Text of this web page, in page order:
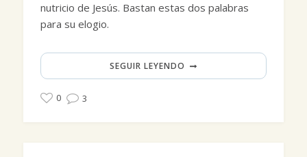
nutricio de Jesús. Bastan estas dos palabras
para su elogio.
SEGUIR LEYENDO
0 3